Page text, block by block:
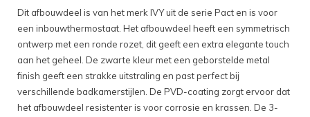
Dit afbouwdeel is van het merk IVY uit de serie Pact en is voor
een inbouwthermostaat. Het afbouwdeel heeft een symmetrisch
ontwerp met een ronde rozet, dit geeft een extra elegante touch
aan het geheel. De zwarte kleur met een geborstelde metal
finish geeft een strakke uitstraling en past perfect bij
verschillende badkamerstijlen. De PVD-coating zorgt ervoor dat
het afbouwdeel resistenter is voor corrosie en krassen. De 3-